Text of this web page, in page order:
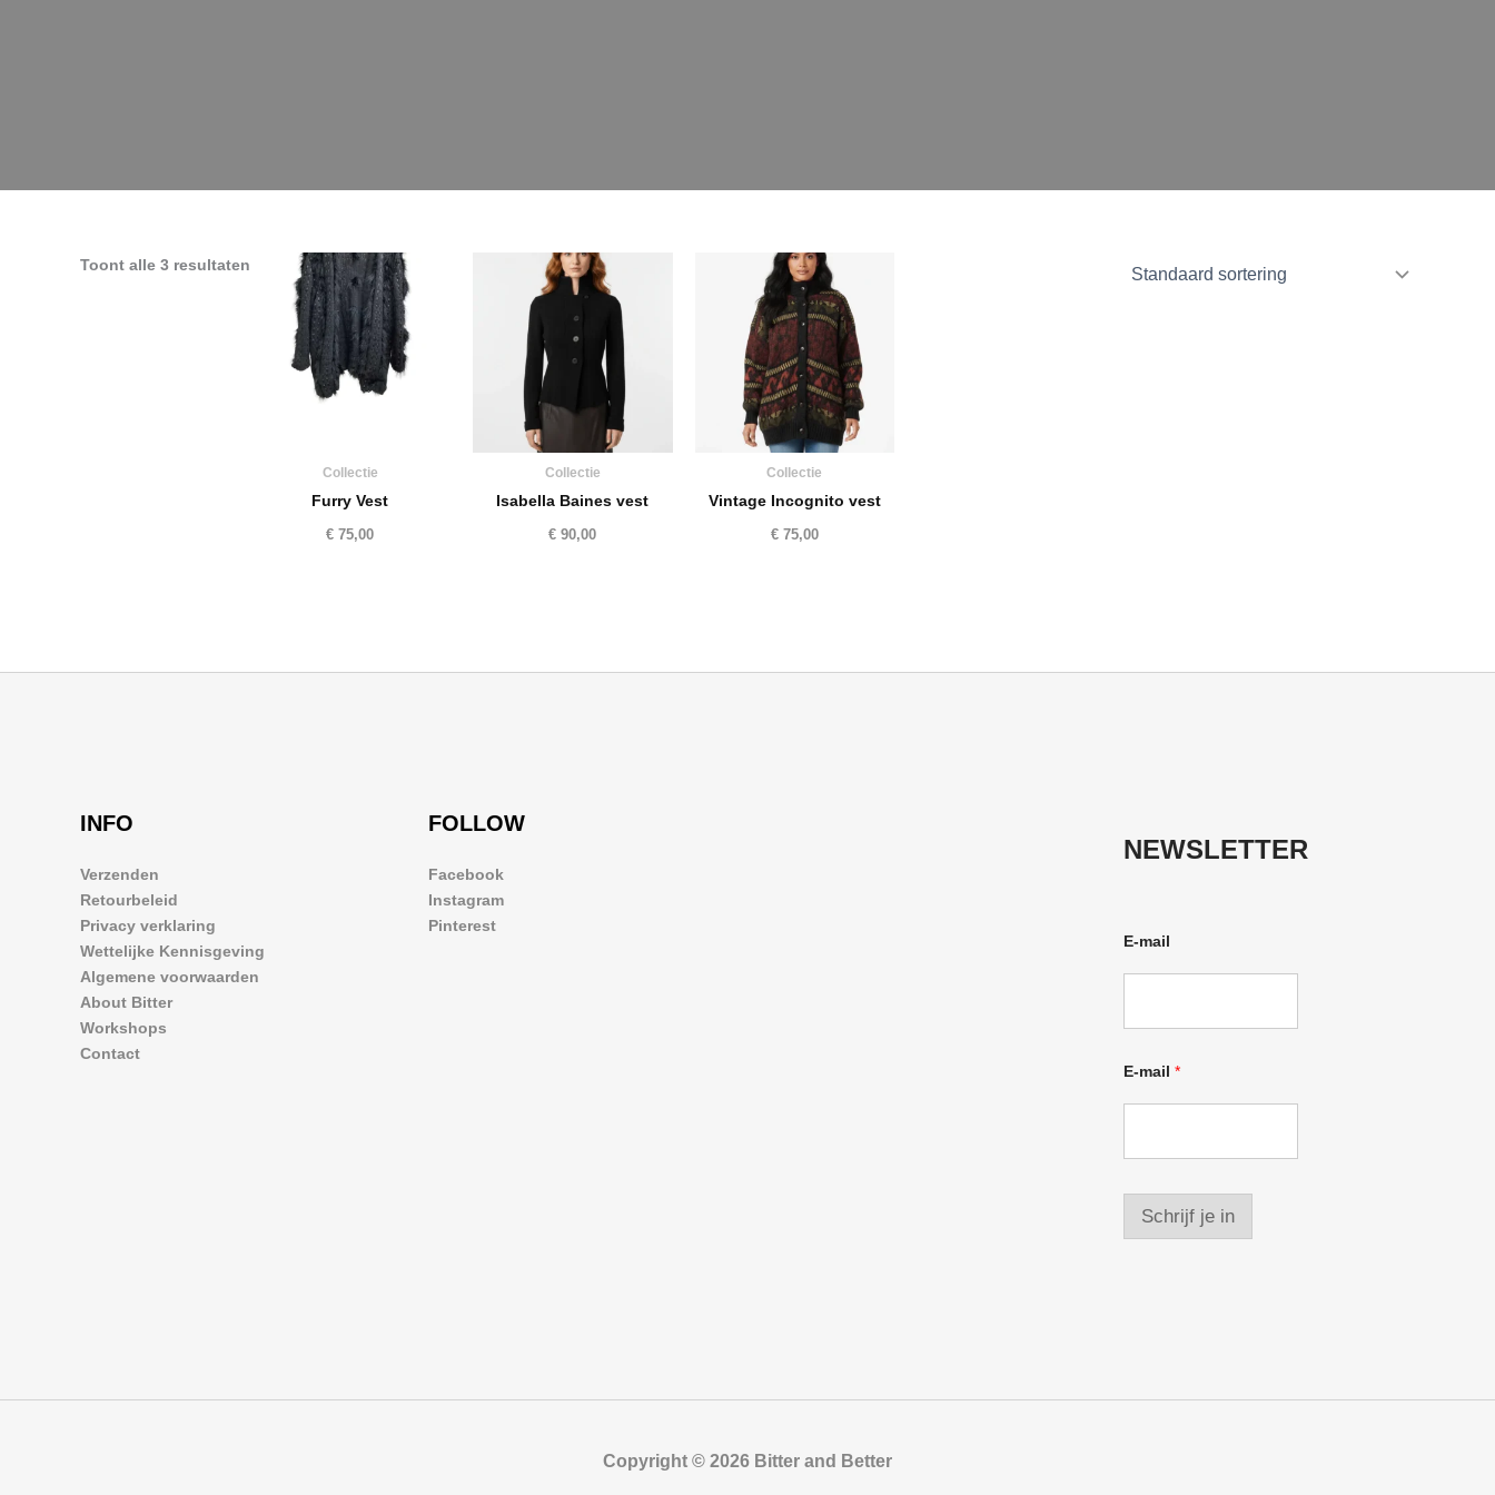
Toont alle 3 resultaten
Collectie
Furry Vest
€ 75,00
Collectie
Isabella Baines vest
€ 90,00
Collectie
Vintage Incognito vest
€75,00
INFO
Verzenden
Retourbeleid
Privacy verklaring
Wettelijke Kennisgeving
Algemene voorwaarden
About Bitter
Workshops
Contact
FOLLOW
Facebook
Instagram
Pinterest
NEWSLETTER
E-mail
E-mail *
Schrijf je in
Copyright © 2026 Bitter and Better